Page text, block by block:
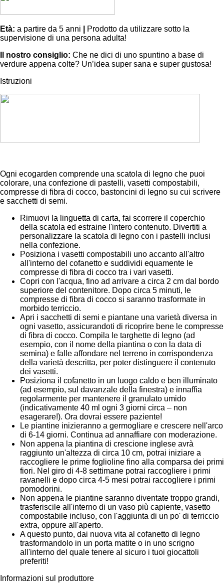
Età: a partire da 5 anni
Prodotto da utilizzare sotto la
supervisione di una persona adulta!
Il nostro consiglio: Che ne dici di uno spuntino a base di
verdure appena colte? Un’idea super sana e super gustosa!
Istruzioni
Ogni ecogarden comprende una scatola di legno che puoi
colorare, una confezione di pastelli, vasetti compostabili,
compresse di fibra di cocco, bastoncini di legno su cui scrivere
e sacchetti di semi.
Rimuovi la linguetta di carta, fai scorrere il coperchio
della scatola ed estraine l'intero contenuto. Divertiti a
personalizzare la scatola di legno con i pastelli inclusi
nella confezione.
Posiziona i vasetti compostabili uno accanto all'altro
all'interno del cofanetto e suddividi equamente le
compresse di fibra di cocco tra i vari vasetti.
Copri con l'acqua, fino ad arrivare a circa 2 cm dal bordo
superiore del contenitore. Dopo circa 5 minuti, le
compresse di fibra di cocco si saranno trasformate in
morbido terriccio.
Apri i sacchetti di semi e piantane una varietà diversa in
ogni vasetto, assicurandoti di ricoprire bene le compresse
di fibra di cocco. Compila le targhette di legno (ad
esempio, con il nome della piantina o con la data di
semina) e falle affondare nel terreno in corrispondenza
della varietà descritta, per poter distinguere il contenuto
dei vasetti.
Posiziona il cofanetto in un luogo caldo e ben illuminato
(ad esempio, sul davanzale della finestra) e innaffia
regolarmente per mantenere il granulato umido
(indicativamente 40 ml ogni 3 giorni circa – non
esagerare!). Ora dovrai essere paziente!
Le piantine inizieranno a germogliare e crescere nell'arco
di 6-14 giorni. Continua ad annaffiare con moderazione.
Non appena la piantina di crescione inglese avrà
raggiunto un'altezza di circa 10 cm, potrai iniziare a
raccogliere le prime foglioline fino alla comparsa dei primi
fiori. Nel giro di 4-8 settimane potrai raccogliere i primi
ravanelli e dopo circa 4-5 mesi potrai raccogliere i primi
pomodorini.
Non appena le piantine saranno diventate troppo grandi,
trasferiscile all'interno di un vaso più capiente, vasetto
compostabile incluso, con l'aggiunta di un po' di terriccio
extra, oppure all'aperto.
A questo punto, dai nuova vita al cofanetto di legno
trasformandolo in un porta matite o in uno scrigno
all'interno del quale tenere al sicuro i tuoi giocattoli
preferiti!
Informazioni sul produttore